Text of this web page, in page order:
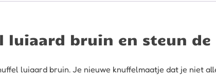
luiaard bruin en steun de
luiaard bruin. Je nieuwe knuffelmaatje dat je niet